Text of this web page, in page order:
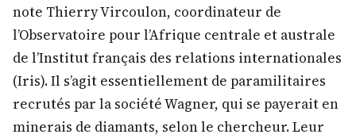
note Thierry Vircoulon, coordinateur de
l’Observatoire pour l’Afrique centrale et australe
de l’Institut français des relations internationales
(Iris). Il s’agit essentiellement de paramilitaires
recrutés par la société Wagner, qui se payerait en
minerais de diamants, selon le chercheur. Leur